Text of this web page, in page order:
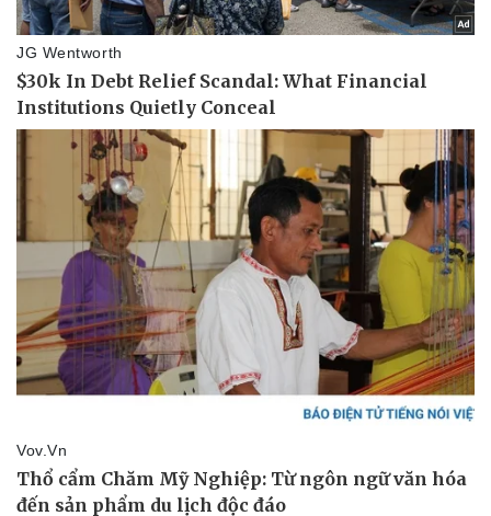
Doanh nghiệp
Thông tin doanh nghiệp
Doanh nghiệp 24h
Doanh nhân
Vì cộng đồng
Công nghệ
Sành điệu
Tin Công nghệ
Trải nghiệm
Chuyển đổi số